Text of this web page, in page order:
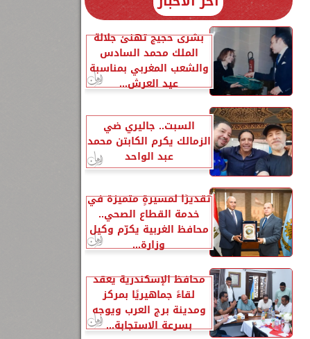
بشرى حجيج تهنئ جلالة
الملك محمد السادس
والشعب المغربي بمناسبة
عيد العرش...
السبت.. جاليري ضي
الزمالك يكرم الكابتن محمد
عبد الواحد
تقديرًا لمسيرةٍ متميزة في
خدمة القطاع الصحي..
محافظ الغربية يكرّم وكيل
وزارة...
محافظ الإسكندرية يعقد
لقاءً جماهيريًا بمركز
ومدينة برج العرب ويوجه
بسرعة الاستجابة...